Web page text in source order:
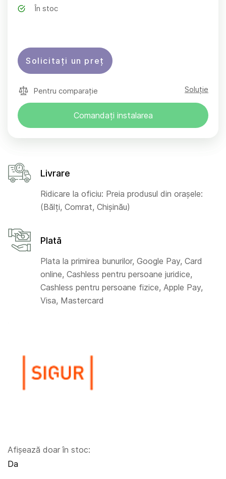
Afișează doar în stoc:
Da
În stoc
Solicitați un preț
Pentru comparație Soluție
Comandați instalarea
Livrare
Ridicare la oficiu: Preia produsul din orașele:
(Bălți, Comrat, Chișinău)
Plată
Plata la primirea bunurilor, Google Pay, Card
online, Cashless pentru persoane juridice,
Cashless pentru persoane fizice, Apple Pay,
Visa, Mastercard